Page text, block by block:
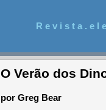
R e v i s t a . e l
O Verão dos
por Greg Bear